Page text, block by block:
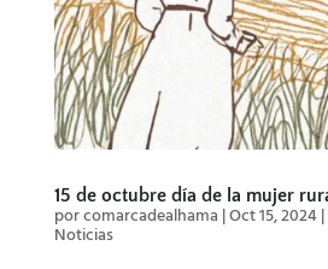
15 de octubre día de la mujer
porcomarcadealhama |Oct 15, 2024|
Noticias